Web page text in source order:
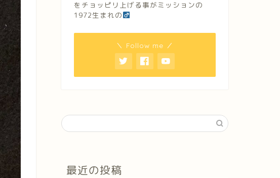
をチョッピリ上げる事がミッションの
1972生まれの
＼ Follow me ／
最近の投稿